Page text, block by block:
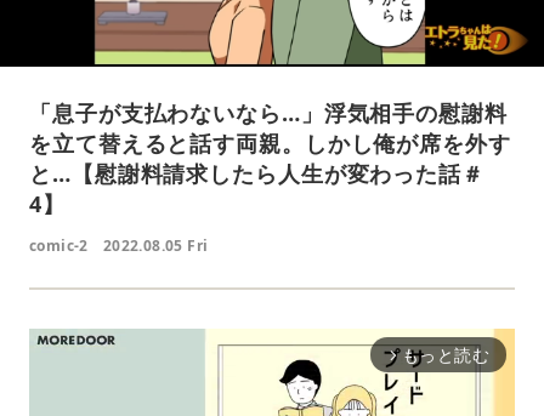
「息子が支払わないなら…」浮気相手の慰謝料
を立て替えると話す両親。しかし俺が席を外す
と…【慰謝料請求したら人生が変わった話＃
4】
comic-2 2022.08.05 Fri
arrow_forward_ios もっと読む